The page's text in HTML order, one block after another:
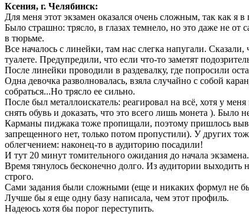
Ксения, г. Челябинск:
Для меня этот экзамен оказался очень сложным, так как
Было страшно: трясло, в глазах темнело, но это даже не
в тюрьме.
Все началось с линейки, там нас слегка напугали.
туалете. Предупредили, что если что-то заметят
После линейки проводили в раздевалку, где попросили
Одна девочка разволновалась, взяла случайно с собой
собраться...Но трясло ее сильно.
После был металлоискатель: реагировал на всё, хотя у
снять обувь и доказать, что это всего лишь монета ). Было
Карманы пиджака тоже пропищали, поэтому пришлось
запрещенного нет, только потом пропустили). У других
облегчением: наконец-то в аудиторию посадили!
И тут 20 минут томительного ожидания до начала экзамена.
Время тянулось бесконечно долго. Из аудитории
строго.
Сами задания были сложными (еще и никаких формул не
Лучше бы я еще одну базу написала, чем этот профиль.
Надеюсь хотя бы порог переступить.